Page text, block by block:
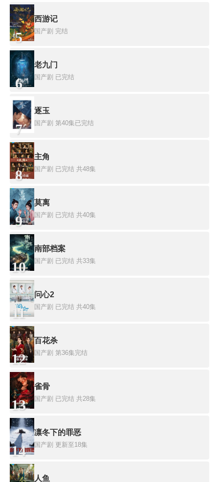
5
西游记
国产剧 完结
6
老九门
国产剧 已完结
7
逐玉
国产剧 第40集已完结
8
主角
国产剧 已完结 共48集
9
莫离
国产剧 已完结 共40集
10
南部档案
国产剧 已完结 共33集
11
问心2
国产剧 已完结 共40集
12
百花杀
国产剧 第36集完结
13
雀骨
国产剧 已完结 共28集
14
凛冬下的罪恶
国产剧 更新至18集
人鱼